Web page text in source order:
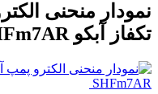
تکفاز آبکو SHFm7AR